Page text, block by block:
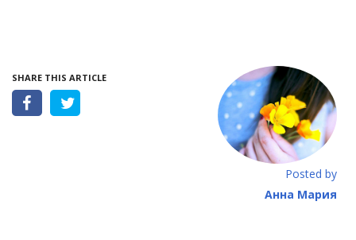
SHARE THIS ARTICLE
Posted by
Анна Мария